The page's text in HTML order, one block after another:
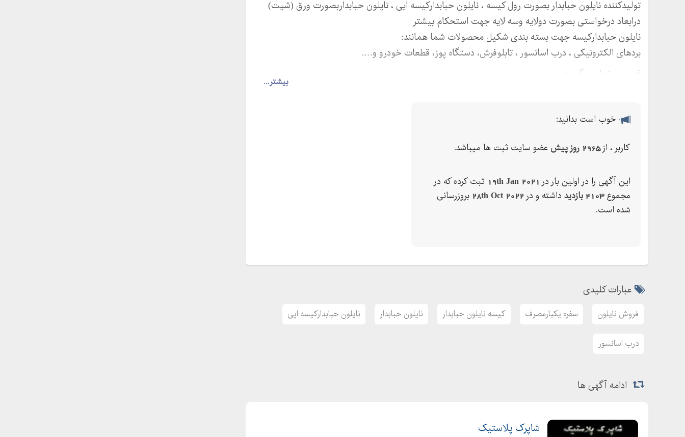
بیشتر...
تولیدکننده نایلون حبابدار بصورت رول کیسه ، نایلون حبابدارکیسه ایی ، نایلون حبابداربصورت ورق (شیت)
درابعاد درخواستی بصورت دولایه وسه لایه جهت استحکام بیشتر
نایلون حبابدارکیسه جهت بسته بندی شکیل محصولات شما همانند:
بردهای الکترونیکی ، درب اسانسور ، تابلوفرش، دستگاه پوز، قطعات خودرو و….
قیمت : تماس بگیرید
خوب است بدانید:
کاربر ، از2965 روز پیش عضو سایت ثبت ها میباشد.
این آگهی را در اولین بار در 19th Jan 2021 ثبت کرده که در
مجموع4103 بازدید داشته و در 28th Oct 2022 بروزرسانی
شده است.
عبارات کلیدی
فروش نایلون سفره یکبارمصرف کیسه نایلون حبابدار نایلون حبابدار نایلون حبابدارکیسه ایی
درب اسانسور
ادامه آگهی ها
شاپرک پلاستیک